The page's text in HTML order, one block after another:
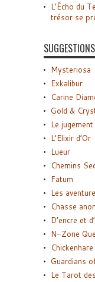
L’Écho du
trésor se
SUGGESTIONS
Mysteriosa
Exkalibur
Carine
Gold &
Le
L’Elixir d’Or
Lueur
Chemins
Fatum
Les
Chasse
D’encre et
N-Zone
Guardians
Le Tarot